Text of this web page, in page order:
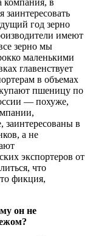
компания, в
заинтересовать
год зерно
имеют
зерно мы
маленькими
главенствует
в объемах
пшеницу по
— похуже,
в
а не
экспортеров от
что
фикция,
он не